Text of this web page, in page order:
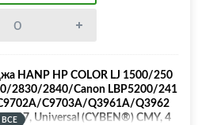
HANP HP COLOR LJ 1500/250
2830/2840/Canon LBP5200/241
C9703A/Q3961A/Q3962
87, Universal (CYBEN®) CMY, 4